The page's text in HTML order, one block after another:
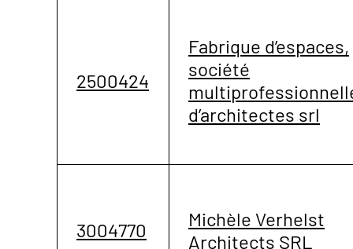
2500424
Fabrique d’espaces,
société
d’architectes srl
3004770
Michèle Verhelst
Architects SRL